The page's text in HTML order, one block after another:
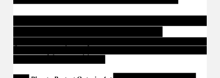
le
loi
97